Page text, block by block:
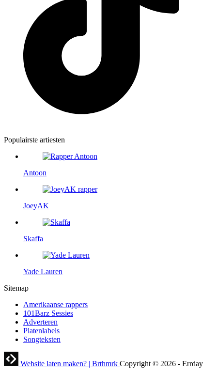
Populairste artiesten
Antoon
JoeyAK
Skaffa
Yade Lauren
Sitemap
Amerikaanse rappers
101Barz Sessies
Adverteren
Platenlabels
Songteksten
Website laten maken? | Brthmrk Copyright © 2026 - Errday